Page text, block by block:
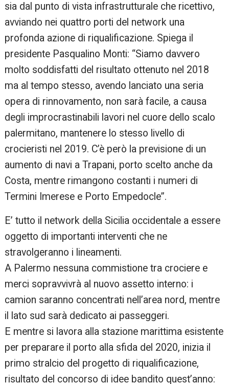
sia dal punto di vista infrastrutturale che ricettivo,
avviando nei quattro porti del network una
profonda azione di riqualificazione. Spiega il
presidente Pasqualino Monti: “Siamo davvero
molto soddisfatti del risultato ottenuto nel 2018
ma al tempo stesso, avendo lanciato una seria
opera di rinnovamento, non sarà facile, a causa
degli improcrastinabili lavori nel cuore dello scalo
palermitano, mantenere lo stesso livello di
crocieristi nel 2019. C’è però la previsione di un
aumento di navi a Trapani, porto scelto anche da
Costa, mentre rimangono costanti i numeri di
Termini Imerese e Porto Empedocle”.
E’ tutto il network della Sicilia occidentale a essere
oggetto di importanti interventi che ne
stravolgeranno i lineamenti.
A Palermo nessuna commistione tra crociere e
merci sopravvivrà al nuovo assetto interno: i
camion saranno concentrati nell’area nord, mentre
il lato sud sarà dedicato ai passeggeri.
E mentre si lavora alla stazione marittima esistente
per preparare il porto alla sfida del 2020, inizia il
primo stralcio del progetto di riqualificazione,
risultato del concorso di idee bandito quest’anno: